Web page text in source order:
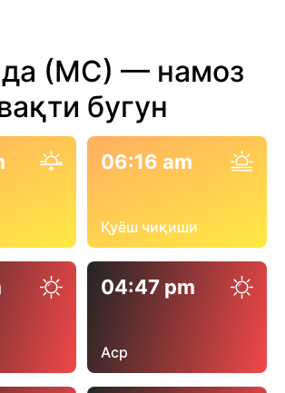
(МС) — намоз
бугун
06:16 am
Қуёш чиқиши
04:47 pm
Аср